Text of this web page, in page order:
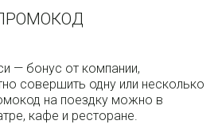
— бонус от компании,
совершить одну или несколько
на поездку можно в
кафе и ресторане.